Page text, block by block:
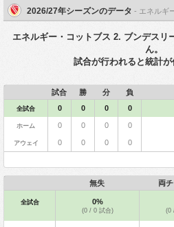
2026/27年シーズンのデータ - エネルギ
エネルギー・コットブス 2. ブンデスリ
ん。
試合が行われると統計が
試合 勝 分 負
全試合 0 0 0 0
ホーム 0 0 0 0
アウェイ 0 0 0 0
無失 両
全試合 0%
(0 / 0 試合) (0